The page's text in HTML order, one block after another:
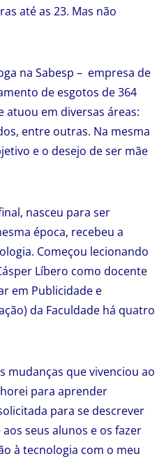
até as 23. Mas não
na Sabesp – empresa de
de esgotos de 364
atuou em diversas áreas:
entre outras. Na mesma
e o desejo de ser mãe
nasceu para ser
época, recebeu a
Começou lecionando
Líbero como docente
em Publicidade e
da Faculdade há quatro
mudanças que vivenciou ao
para aprender
para se descrever
seus alunos e os fazer
à tecnologia com o meu